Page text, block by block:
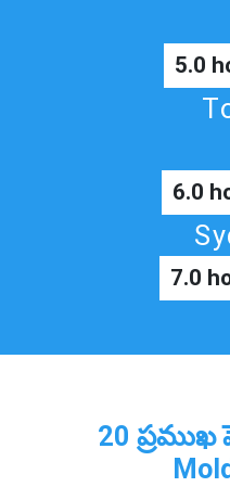
5.0
6.0
7.0
20 ప్రముఖ